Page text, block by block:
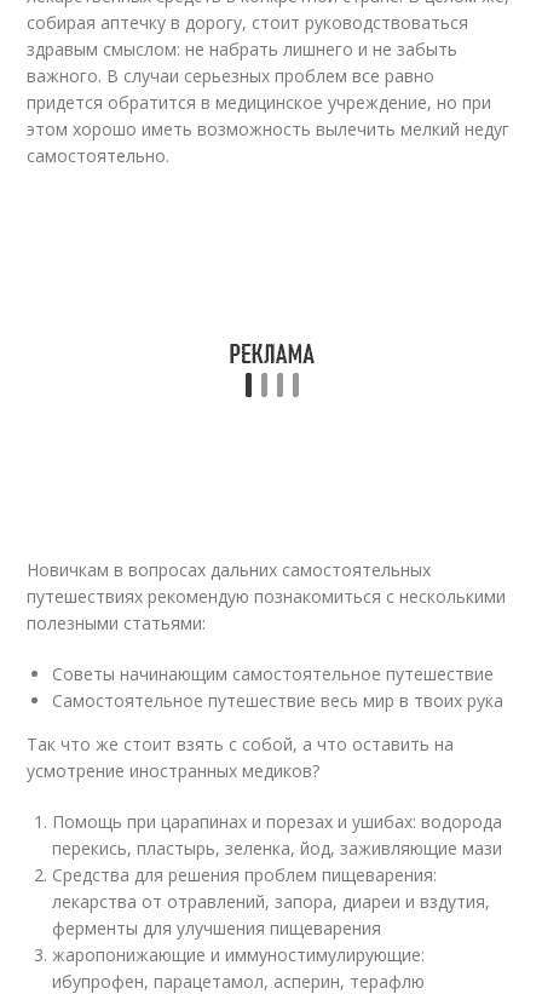
собирая аптечку в дорогу, стоит руководствоваться
здравым смыслом: не набрать лишнего и не забыть
важного. В случаи серьезных проблем все равно
придется обратится в медицинское учреждение, но при
этом хорошо иметь возможность вылечить мелкий недуг
самостоятельно.
Новичкам в вопросах дальних самостоятельных
путешествиях рекомендую познакомиться с несколькими
полезными статьями:
Советы начинающим самостоятельное путешествие
Самостоятельное путешествие весь мир в твоих рука
Так что же стоит взять с собой, а что оставить на
усмотрение иностранных медиков?
Помощь при царапинах и порезах и ушибах: водорода
перекись, пластырь, зеленка, йод, заживляющие мази
Средства для решения проблем пищеварения:
лекарства от отравлений, запора, диареи и вздутия,
ферменты для улучшения пищеварения
жаропонижающие и иммуностимулирующие:
ибупрофен, парацетамол, асперин, терафлю